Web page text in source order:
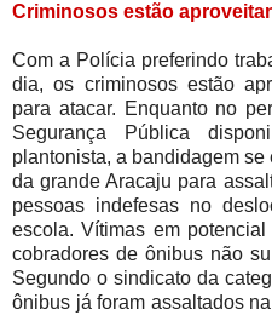
Criminosos estão
Com a Polícia preferindo
dia, os criminosos estão
para atacar. Enquanto no
Segurança Pública
plantonista, a bandidagem
da grande Aracaju para
pessoas indefesas no
escola. Vítimas em
cobradores de ônibus não
Segundo o sindicato da
ônibus já foram assaltados